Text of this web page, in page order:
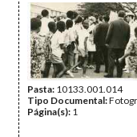
Pasta: 10133.001.014
Tipo Documental:
Página(s): 1